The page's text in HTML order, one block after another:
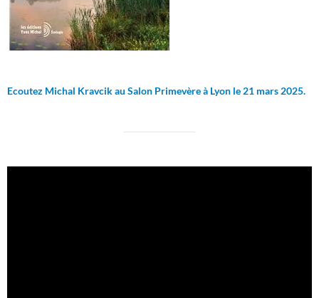
Ecoutez Michal Kravcik au Salon Primevère à Lyon le 21 mars 2025.